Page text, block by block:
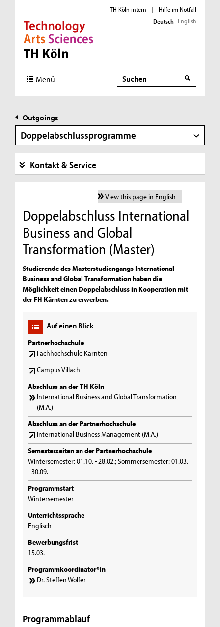
Direkt zur Hauptnavigation
Direkt zur Subnavigation
Direkt zum Inhalt
Direkt zum Fußbereich
TH Köln intern |
Hilfe im Notfall
Deutsch English
Menü Suche
Outgoings
Doppelabschlussprogramme
Kontakt & Service
View this page in English
Doppelabschluss International
Business and Global
Transformation (Master)
Studierende des Masterstudiengangs International
Business and Global Transformation haben die
Möglichkeit einen Doppelabschluss in Kooperation mit
der FH Kärnten zu erwerben.
Auf einen Blick
Partnerhochschule
Fachhochschule Kärnten
Campus Villach
Abschluss an der TH Köln
International Business and Global Transformation
(M.A.)
Abschluss an der Partnerhochschule
International Business Management (M.A.)
Semesterzeiten an der Partnerhochschule
Wintersemester: 01.10. - 28.02.; Sommersemester: 01.03.
- 30.09.
Programmstart
Wintersemester
Unterrichtssprache
Englisch
Bewerbungsfrist
15.03.
Programmkoordinator*in
Dr. Steffen Wolfer
Programmablauf